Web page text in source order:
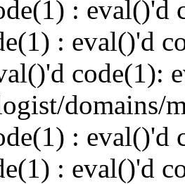
: eval()'d
: eval()'d
code(1):
domains/
: eval()'d
: eval()'d